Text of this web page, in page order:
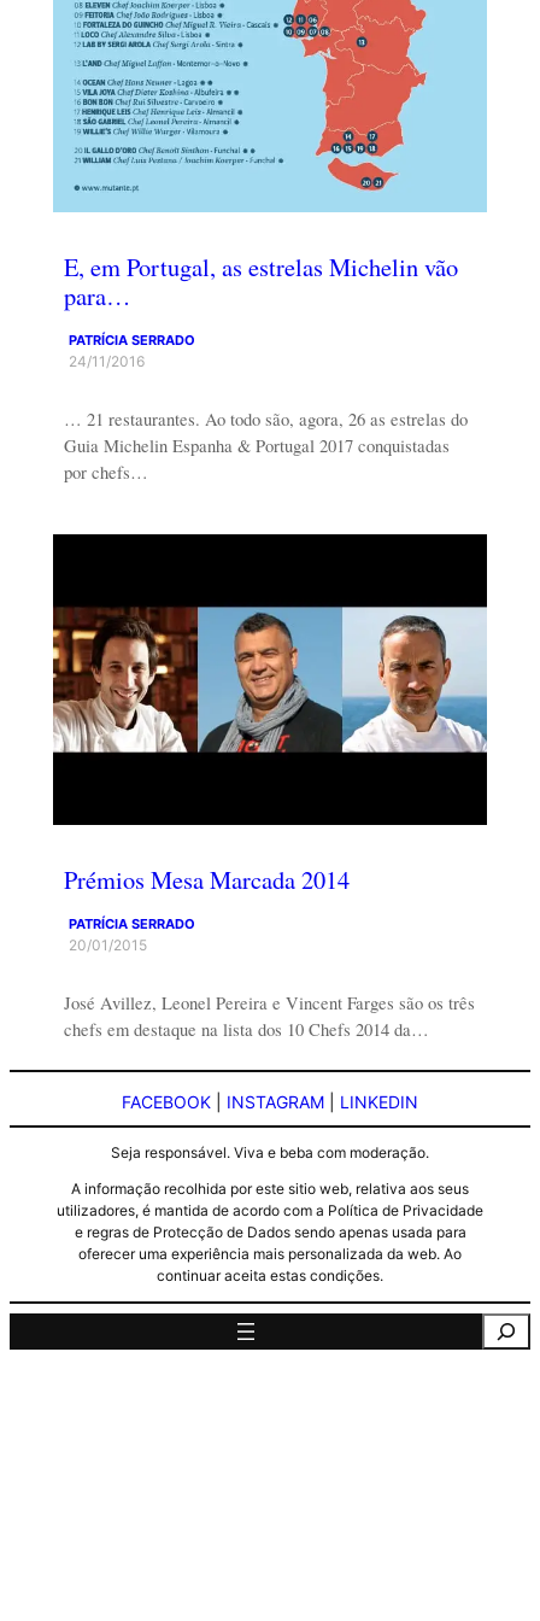
E, em Portugal, as estrelas Michelin vão
para…
PATRÍCIA SERRADO
24/11/2016
… 21 restaurantes. Ao todo são, agora, 26 as estrelas do
Guia Michelin Espanha & Portugal 2017 conquistadas
por chefs…
Prémios Mesa Marcada 2014
PATRÍCIA SERRADO
20/01/2015
José Avillez, Leonel Pereira e Vincent Farges são os três
chefs em destaque na lista dos 10 Chefs 2014 da…
FACEBOOK INSTAGRAM LINKEDIN
Seja responsável. Viva e beba com moderação.
A informação recolhida por este sitio web, relativa aos seus
utilizadores, é mantida de acordo com a Política de Privacidade
e regras de Protecção de Dados sendo apenas usada para
oferecer uma experiência mais personalizada da web. Ao
continuar aceita estas condições.